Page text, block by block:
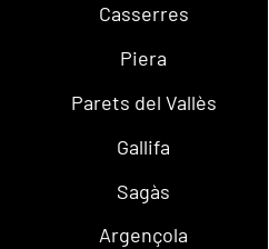
Casserres
Piera
Parets del Vallès
Gallifa
Sagàs
Argençola